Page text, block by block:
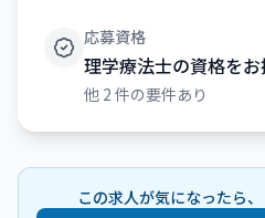
応募資格
理学療法士の資格を
他 2 件の要件あり
この求人が気になったら